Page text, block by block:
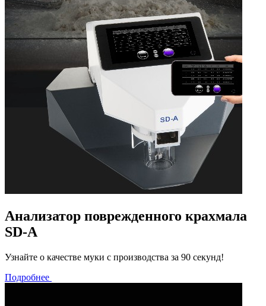
Анализатор поврежденного крахмала
SD-A
Узнайте о качестве муки с производства за 90 секунд!
Подробнее